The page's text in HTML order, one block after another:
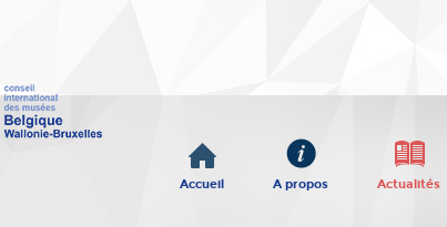
Accueil A propos Actualités